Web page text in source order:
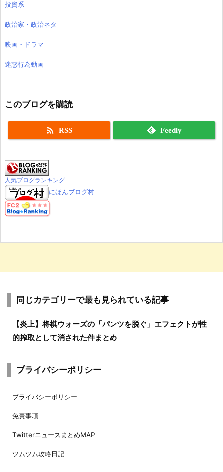
投資系
政治家・政治ネタ
映画・ドラマ
迷惑行為動画
このブログを購読
 RSS Feedly
人気ブログランキング
にほんブログ村
同じカテゴリーで最も見られている記事
【炎上】将棋ウォーズの「パンツを脱ぐ」エフェクトが性
的搾取として消された件まとめ
プライバシーポリシー
プライバシーポリシー
免責事項
TwitterニュースまとめMAP
ツムツム攻略日記